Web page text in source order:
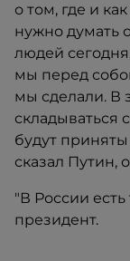
о том, где и
нужно думать
людей
мы перед
мы сделали. В
складываться
будут
сказал Путин,
"В России
президент.